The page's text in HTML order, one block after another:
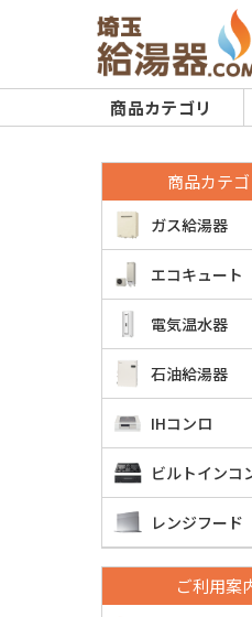
商品カテゴリ
商品カテゴ
ガス給湯器
エコキュート
電気温水器
石油給湯器
IHコンロ
ビルトインコ
レンジフード
ご利用案